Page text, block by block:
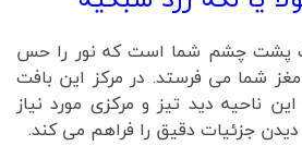
پشت چشم شما است که نور را حس
شما می فرستد. در مرکز این بافت
ناحیه دید تیز و مرکزی مورد نیاز
دیدن جزئیات دقیق را فراهم می کند.